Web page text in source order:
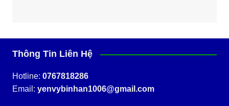
Thông Tin Liên Hệ
Hotline: 0767818286
Email: yenvybinhan1006@gmail.com